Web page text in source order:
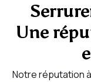
Une
Notre réputation à